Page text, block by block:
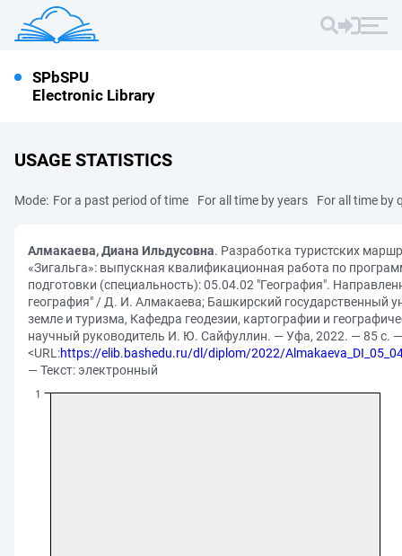
SPbSPU
Electronic Library
USAGE STATISTICS
Mode: For a past period of time For all time by years For all time by
Алмакаева, Диана Ильдусовна. Разработка туристских
«Зигальга»: выпускная квалификационная работа по
подготовки (специальность): 05.04.02 "География".
география" / Д. И. Алмакаева; Башкирский государственный
земле и туризма, Кафедра геодезии, картографии и
научный руководитель И. Ю. Сайфуллин. — Уфа, 2022. — 85 с. —
<URL:https://elib.bashedu.ru/dl/diplom/2022/
— Текст: электронный